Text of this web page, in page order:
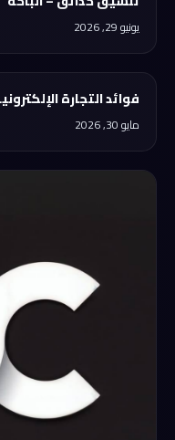
يونيو 29, 2026
فوائد التجارة
مايو 30, 2026